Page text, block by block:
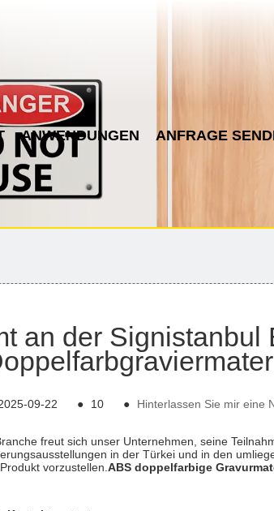
ANWENDUNGEN ANFRAGE
an der
09-22 ● 10 ● Hinterlassen Sie mir eine
freut sich unser Unternehmen, seine
in der Türkei und in den
vorzustellen.ABS doppelfarbige